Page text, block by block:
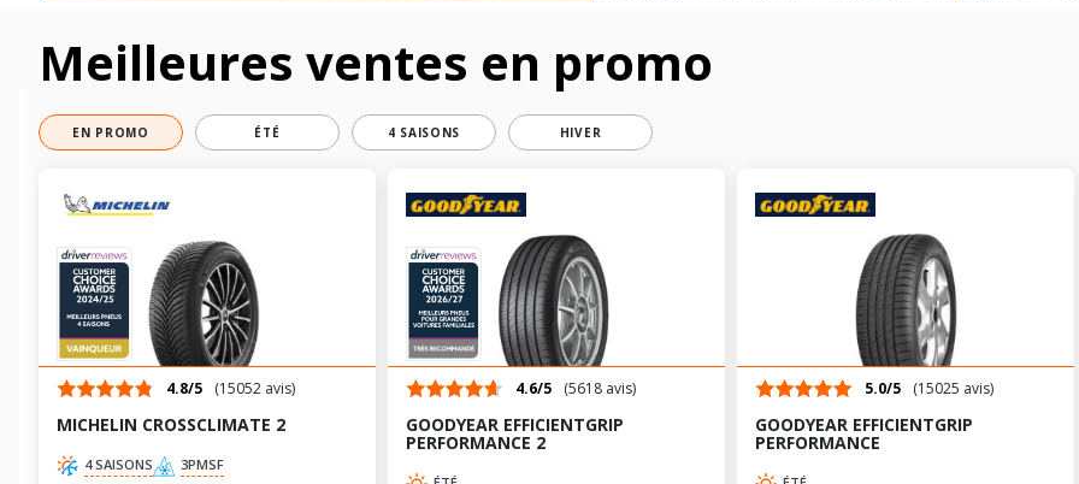
Meilleures ventes en promo
EN PROMO ÉTÉ 4 SAISONS HIVER
4.8/5 (15052 avis)
MICHELIN CROSSCLIMATE 2
4 SAISONS 3PMSF
4.6/5 (5618 avis)
GOODYEAR EFFICIENTGRIP
PERFORMANCE 2
5.0/5 (15025 avis)
GOODYEAR EFFICIENTGRIP
PERFORMANCE